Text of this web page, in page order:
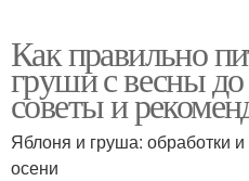
Как правильно
груши с весны
советы и
Яблоня и груша: обработки
осени